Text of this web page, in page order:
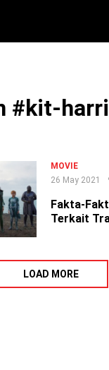
#kit-
MOVIE
26 May 2021
Fakta-
Terkait
LOAD MORE